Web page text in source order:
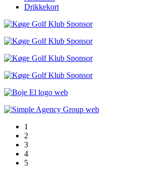
Drikkekort
1
2
3
4
5